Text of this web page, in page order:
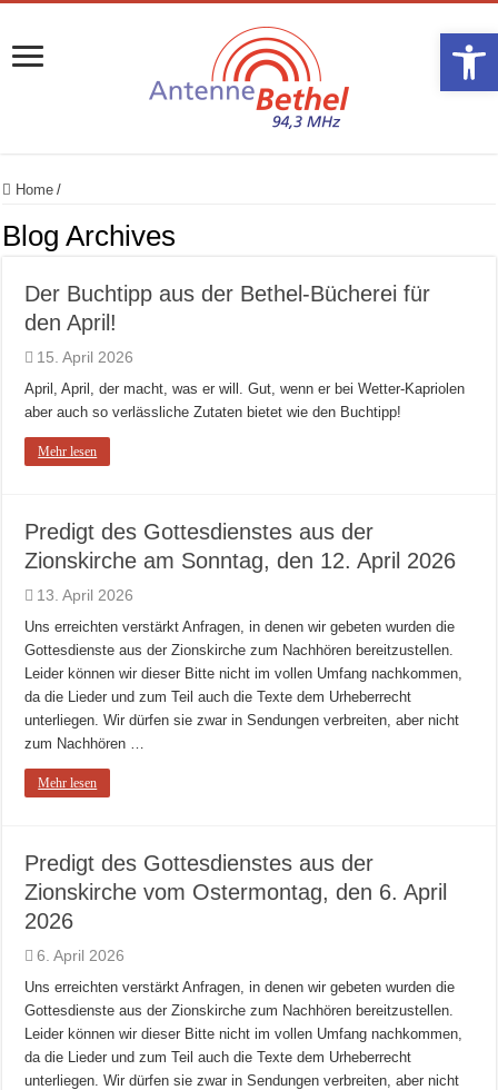
Home /
Blog Archives
Der Buchtipp aus der Bethel-Bücherei für
den April!
15. April 2026
April, April, der macht, was er will. Gut, wenn er bei Wetter-Kapriolen
aber auch so verlässliche Zutaten bietet wie den Buchtipp!
Mehr lesen
Predigt des Gottesdienstes aus der
Zionskirche am Sonntag, den 12. April 2026
13. April 2026
Uns erreichten verstärkt Anfragen, in denen wir gebeten wurden die
Gottesdienste aus der Zionskirche zum Nachhören bereitzustellen.
Leider können wir dieser Bitte nicht im vollen Umfang nachkommen,
da die Lieder und zum Teil auch die Texte dem Urheberrecht
unterliegen. Wir dürfen sie zwar in Sendungen verbreiten, aber nicht
zum Nachhören …
Mehr lesen
Predigt des Gottesdienstes aus der
Zionskirche vom Ostermontag, den 6. April
2026
6. April 2026
Uns erreichten verstärkt Anfragen, in denen wir gebeten wurden die
Gottesdienste aus der Zionskirche zum Nachhören bereitzustellen.
Leider können wir dieser Bitte nicht im vollen Umfang nachkommen,
da die Lieder und zum Teil auch die Texte dem Urheberrecht
unterliegen. Wir dürfen sie zwar in Sendungen verbreiten, aber nicht